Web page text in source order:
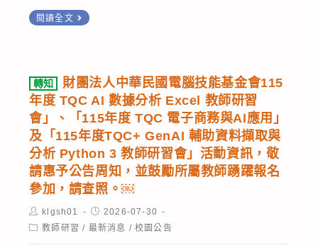
進
資
料
更
新
及
公
告。
公
1
生
成
式
AI
與
教
育
應
8
日
(星
期
五)
舉
辦
上
課
路
再
進
化：
《RIR
治
理
文
件》
的
閱讀全文
位
學
習
教
師
增
能
研
習
轉知
財團法人中華民國電腦技能基金會115
年度 TQC AI 數據分析 Excel 教師研習
會」、「115年度 TQC 電子商務與AI應用」
及「115年度TQC+ GenAI 輔助資料擷取與
分析 Python 3 教師研習會」活動資訊，敬
請惠予公告周知，並鼓勵所屬教師踴躍報名
參加，請查照。￼
Post
author:
klgsh01
Post
published:
2026-07-30
Post教師研習 / 最新消息 / 校園公告